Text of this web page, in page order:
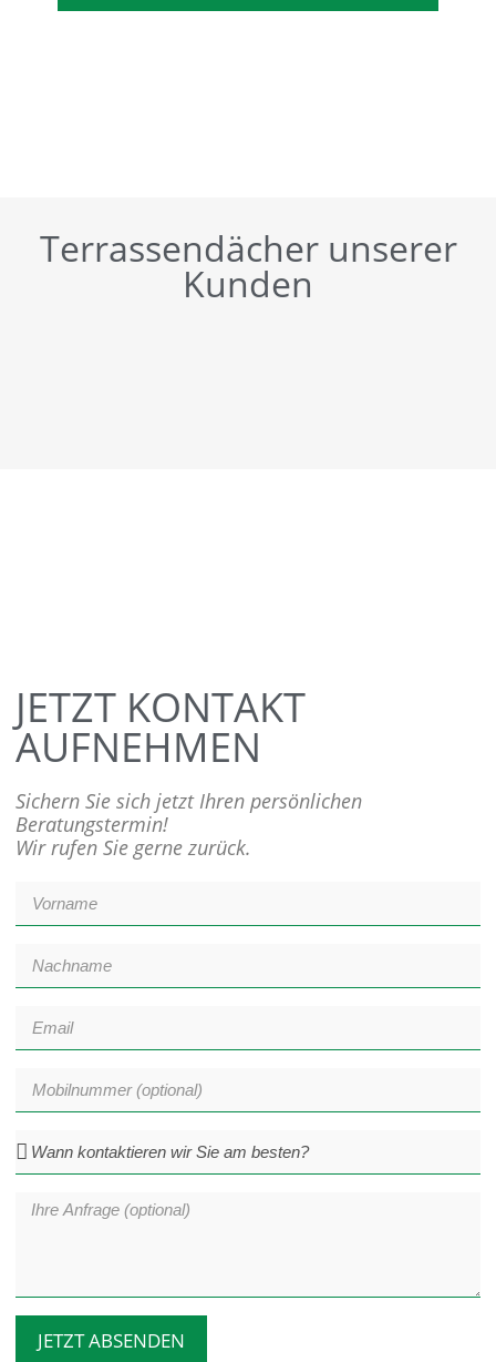
Terrassendächer unserer
Kunden
JETZT KONTAKT
AUFNEHMEN
Sichern Sie sich jetzt Ihren persönlichen
Beratungstermin!
Wir rufen Sie gerne zurück.
JETZT ABSENDEN